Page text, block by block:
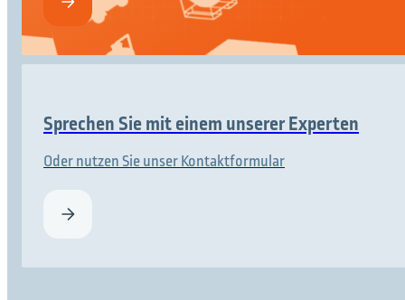
Sprechen Sie mit einem unserer Experten
Oder nutzen Sie unser Kontaktformular